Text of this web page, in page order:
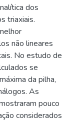
dos
triaxiais.
não lineares
No estudo de
se
da pilha,
As
pouco
considerados